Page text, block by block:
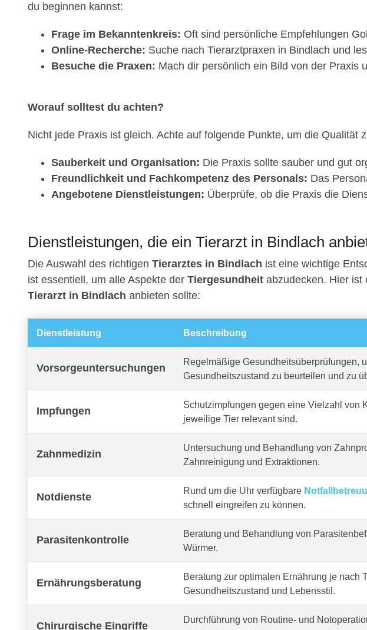
du beginnen kannst:
Frage im Bekanntenkreis: Oft sind persönliche Empfehlungen
Online-Recherche: Suche nach Tierarztpraxen in Bindlach und
Besuche die Praxen: Mach dir persönlich ein Bild von der Praxis
Worauf solltest du achten?
Nicht jede Praxis ist gleich. Achte auf folgende Punkte, um die Qualität
Sauberkeit und Organisation: Die Praxis sollte sauber und gut
Freundlichkeit und Fachkompetenz des Personals: Das
Angebotene Dienstleistungen: Überprüfe, ob die Praxis die
Dienstleistungen, die ein Tierarzt in Bindlach
Die Auswahl des richtigen Tierarztes in Bindlach ist eine wichtige
ist essentiell, um alle Aspekte der Tiergesundheit abzudecken. Hier ist
Tierarzt in Bindlach anbieten sollte:
Dienstleistung Beschreibung
Vorsorgeuntersuchungen
Regelmäßige Gesundheitsüberprüfungen,
Gesundheitszustand zu beurteilen und zu
Impfungen
Schutzimpfungen gegen eine Vielzahl von
jeweilige Tier relevant sind.
Zahnmedizin
Untersuchung und Behandlung von
Zahnreinigung und Extraktionen.
Notdienste
Rund um die Uhr verfügbare
schnell eingreifen zu können.
Parasitenkontrolle
Beratung und Behandlung von
Würmer.
Ernährungsberatung
Beratung zur optimalen Ernährung je nach
Gesundheitszustand und Lebensstil.
Chirurgische Eingriffe
Durchführung von Routine- und